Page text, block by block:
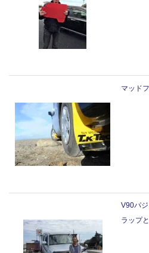
マッド
V90パ
ラップ